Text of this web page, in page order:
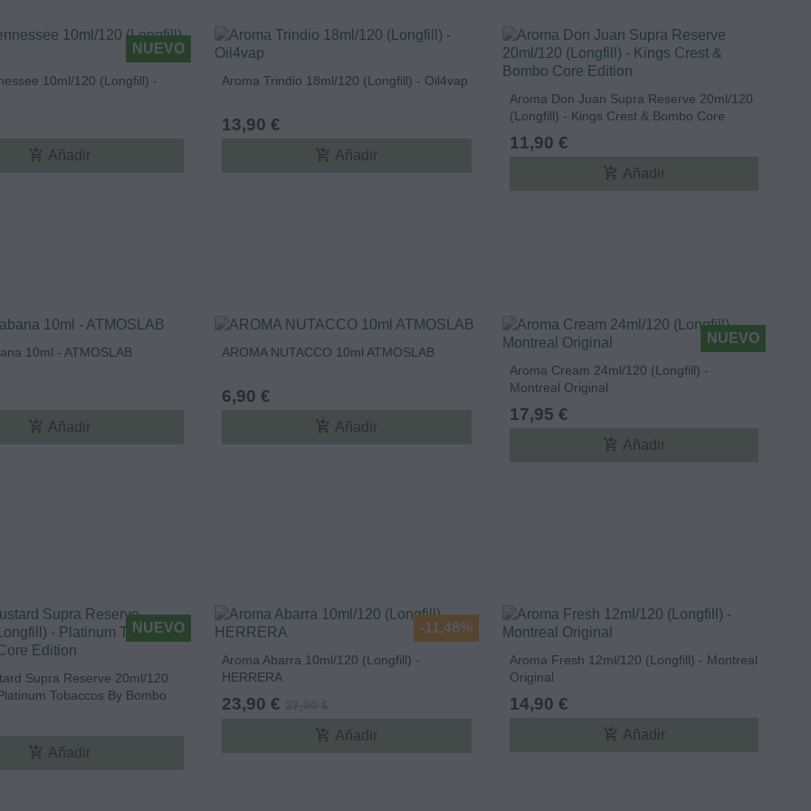
10ml/120 (Longfill) -
add_shopping_cart Añadir
NUEVO
Aroma Trindio 18ml/120 (Longfill) - Oil4vap
13,90 €
add_shopping_cart Añadir
Aroma Don Juan Supra Reserve 20ml/120
(Longfill) - Kings Crest & Bombo Core
11,90 €
add_shopping_cart Añadir
10ml - ATMOSLAB
add_shopping_cart Añadir
AROMA NUTACCO 10ml ATMOSLAB
6,90 €
add_shopping_cart Añadir
Aroma Cream 24ml/120 (Longfill) -
Montreal Original
17,95 €
add_shopping_cart Añadir
NUEVO
Supra Reserve 20ml/120
Tobaccos By Bombo
add_shopping_cart Añadir
NUEVO
Aroma Abarra 10ml/120 (Longfill) -
HERRERA
23,90 €
add_shopping_cart Añadir
-11,48%
Aroma Fresh 12ml/120 (Longfill) - Montreal
Original
14,90 €
add_shopping_cart Añadir